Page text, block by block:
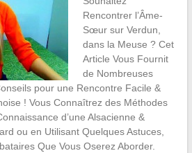
Rencontrer l’Âme-
Sœur sur Verdun,
dans la Meuse ? Cet
Article Vous Fournit
de Nombreuses
pour une Rencontre Facile &
! Vous Connaîtrez des Méthodes
d’une Alsacienne &
ou en Utilisant Quelques Astuces,
Que Vous Oserez Aborder.